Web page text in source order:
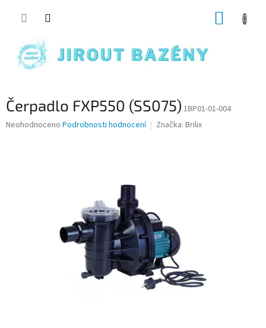
Čerpadlo FXP550 (SS075) 1BP01-01-004
Průměrné hodnocení produktu je 0,0 z 5 hvězdiček.
Neohodnoceno Podrobnosti hodnocení Značka: Brilix